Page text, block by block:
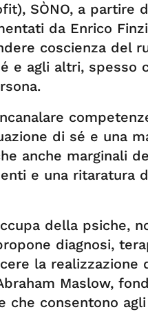
SÒNO, a partire
da Enrico
coscienza del
e agli altri,
di sé e una
anche marginali
e una ritaratura
della psiche,
diagnosi,
la
Maslow,
che consentono